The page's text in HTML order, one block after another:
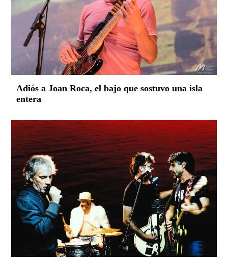
Adiós a Joan Roca, el bajo que sostuvo una isla
entera